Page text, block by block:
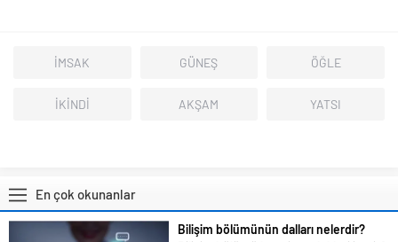
İMSAK GÜNEŞ ÖĞLE
İKİNDİ AKŞAM YATSI
En çok okunanlar
Bilişim bölümünün dalları nelerdir?